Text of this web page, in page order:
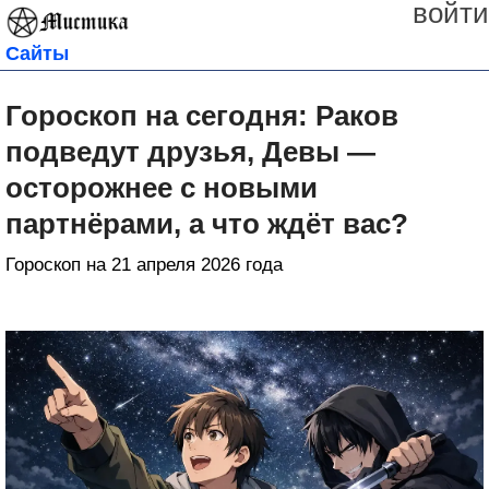
войти
Сайты
Гороскоп на сегодня: Раков
подведут друзья, Девы —
осторожнее с новыми
партнёрами, а что ждёт вас?
Гороскоп на 21 апреля 2026 года